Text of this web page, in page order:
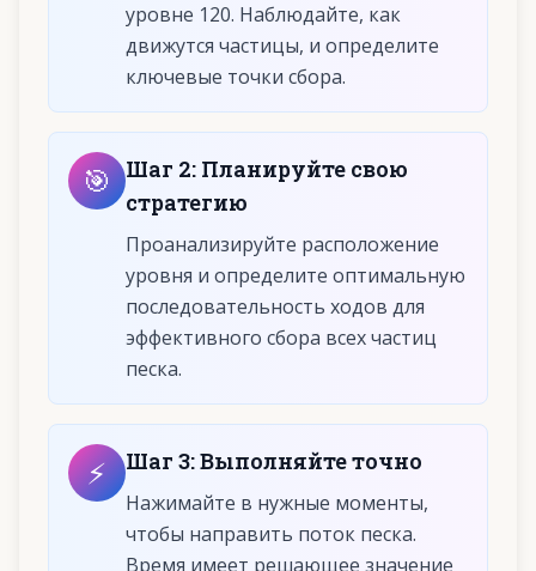
уровне 120. Наблюдайте, как
движутся частицы, и определите
ключевые точки сбора.
🎯 Шаг 2: Планируйте свою
стратегию
Проанализируйте расположение
уровня и определите оптимальную
последовательность ходов для
эффективного сбора всех частиц
песка.
⚡ Шаг 3:Выполняйте точно
Нажимайте в нужные моменты,
чтобы направить поток песка.
Время имеет решающее значение